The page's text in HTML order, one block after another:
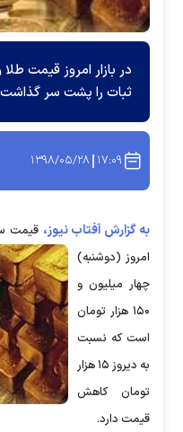
در بازار امروز قیمت
ثبات را پشت سر
۱۷:۰۹ ۱۳۹۸/۰۵/۲۸
به گزارش آفتاب نیوز، قیمت
امروز (دوشنبه)
چهار میلیون و
۱۵۰ هزار تومان
است که نسبت
به دیروز ۱۵ هزار
تومان کاهش
قیمت دارد.